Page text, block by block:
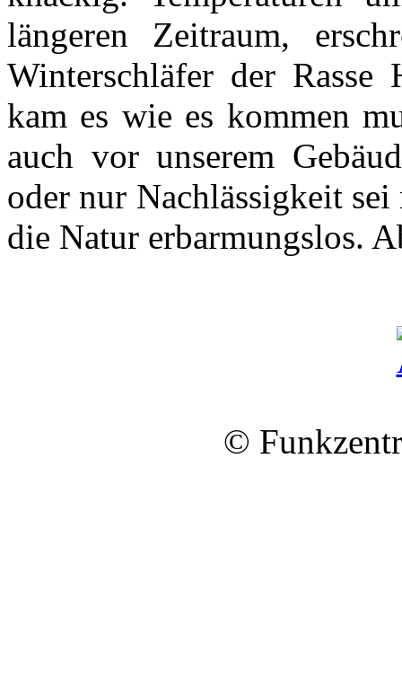
längeren Zeitraum,
Winterschläfer der
kam es wie es kommen
auch vor unserem
oder nur Nachlässigkeit
die Natur erbarmungslos.
©